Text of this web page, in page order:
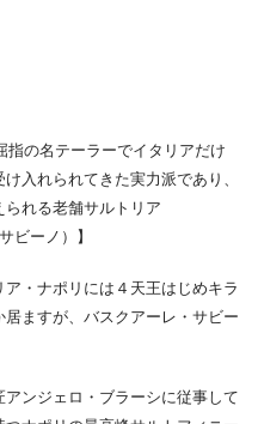
指の名テーラーでイタリアだけ
入れられてきた実力派であり、
れる老舗サルトリア
ビーノ）】
・ナポリには４天王はじめキラ
ますが、バスクアーレ・サビー
ンジェロ・ブラーシに従事して